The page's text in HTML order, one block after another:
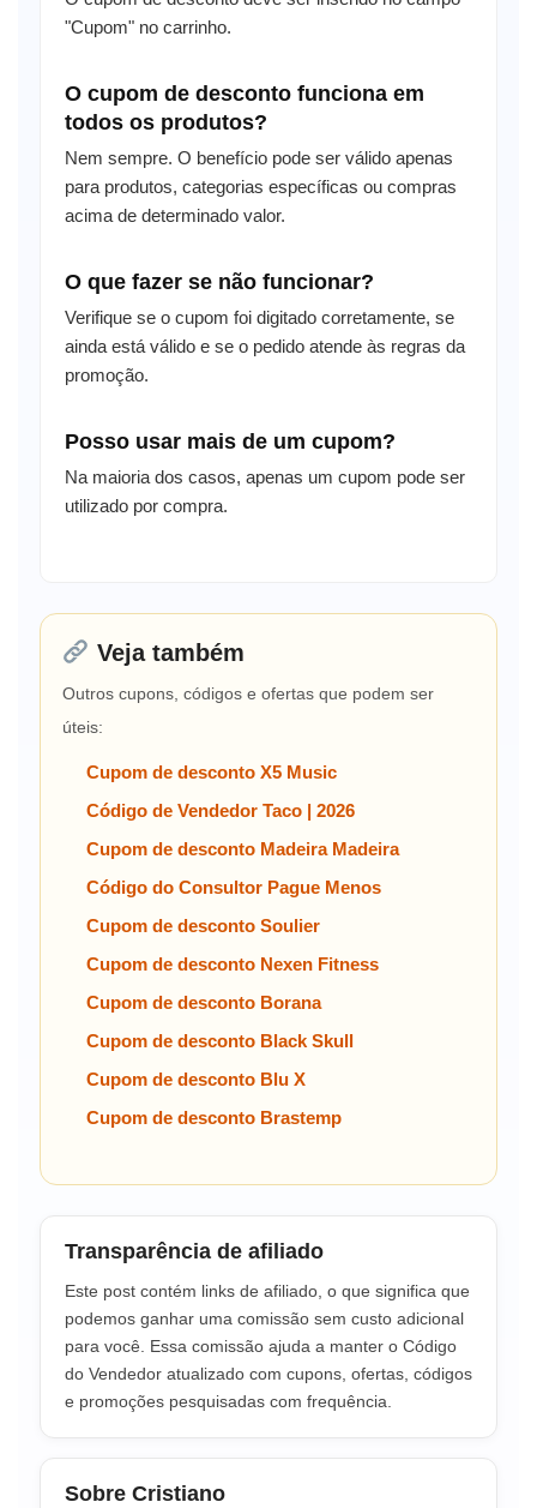
"Cupom" no carrinho.
O cupom de desconto funciona em
todos os produtos?
Nem sempre. O benefício pode ser válido apenas
para produtos, categorias específicas ou compras
acima de determinado valor.
O que fazer se não funcionar?
Verifique se o cupom foi digitado corretamente, se
ainda está válido e se o pedido atende às regras da
promoção.
Posso usar mais de um cupom?
Na maioria dos casos, apenas um cupom pode ser
utilizado por compra.
Veja também
Outros cupons, códigos e ofertas que podem ser
úteis:
Cupom de desconto X5 Music
Código de Vendedor Taco | 2026
Cupom de desconto Madeira Madeira
Código do Consultor Pague Menos
Cupom de desconto Soulier
Cupom de desconto Nexen Fitness
Cupom de desconto Borana
Cupom de desconto Black Skull
Cupom de desconto Blu X
Cupom de desconto Brastemp
Transparência de afiliado
Este post contém links de afiliado, o que significa que
podemos ganhar uma comissão sem custo adicional
para você. Essa comissão ajuda a manter o Código
do Vendedor atualizado com cupons, ofertas, códigos
e promoções pesquisadas com frequência.
Sobre Cristiano